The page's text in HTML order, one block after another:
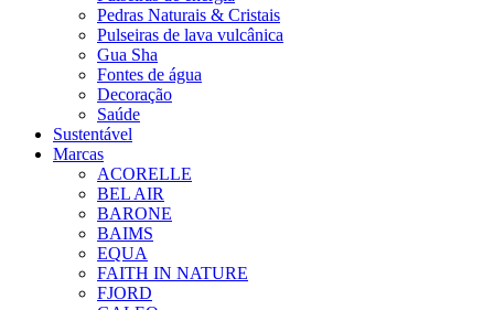
Pedras Naturais & Cristais
Pulseiras de lava vulcânica
Gua Sha
Fontes de água
Decoração
Saúde
Sustentável
Marcas
ACORELLE
BEL AIR
BARONE
BAIMS
EQUA
FAITH IN NATURE
FJORD